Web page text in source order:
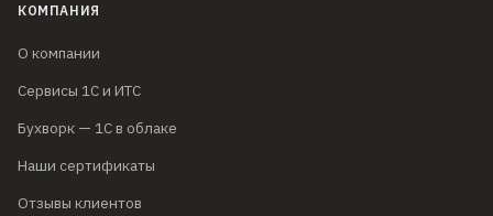
КОМПАНИЯ
О компании
Сервисы 1С и ИТС
Бухворк — 1С в облаке
Наши сертификаты
Отзывы клиентов